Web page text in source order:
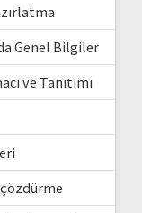
Genel Bilgiler
ve Tanıtımı